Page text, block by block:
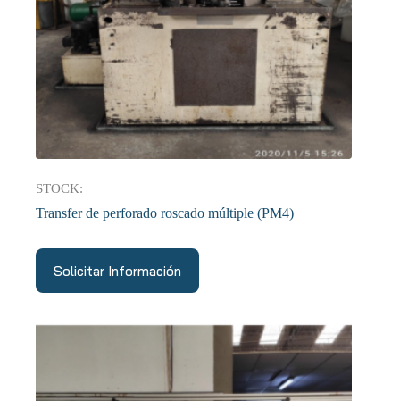
STOCK:
Transfer de perforado roscado múltiple (PM4)
Solicitar Información